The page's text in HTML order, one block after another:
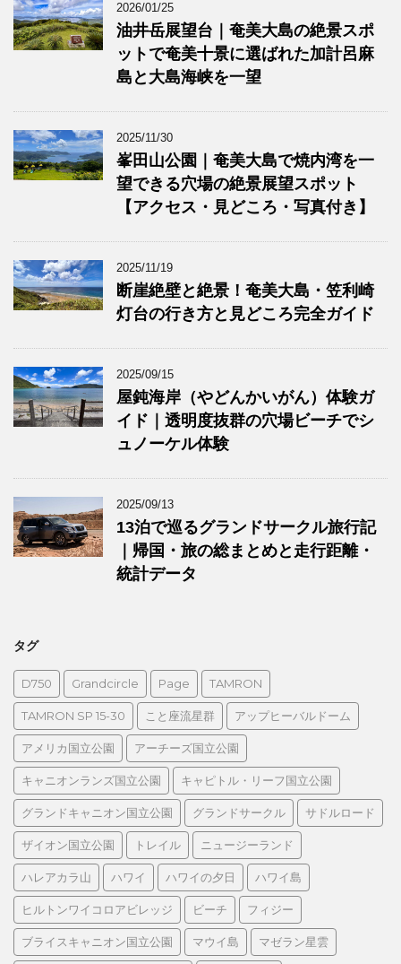
2026/01/25
油井岳展望台｜奄美大島の絶景スポ
ットで奄美十景に選ばれた加計呂麻
島と大島海峡を一望
2025/11/30
峯田山公園｜奄美大島で焼内湾を一
望できる穴場の絶景展望スポット
【アクセス・見どころ・写真付き】
2025/11/19
断崖絶壁と絶景！奄美大島・笠利崎
灯台の行き方と見どころ完全ガイド
2025/09/15
屋鈍海岸（やどんかいがん）体験ガ
イド｜透明度抜群の穴場ビーチでシ
ュノーケル体験
2025/09/13
13泊で巡るグランドサークル旅行記
｜帰国・旅の総まとめと走行距離・
統計データ
タグ
D750 Grandcircle Page TAMRON
TAMRON SP 15-30 こと座流星群 アップヒーバルドーム
アメリカ国立公園 アーチーズ国立公園
キャニオンランズ国立公園 キャピトル・リーフ国立公園
グランドキャニオン国立公園 グランドサークル サドルロード
ザイオン国立公園 トレイル ニュージーランド
ハレアカラ山 ハワイ ハワイの夕日 ハワイ島
ヒルトンワイコロアビレッジ ビーチ フィジー
ブライスキャニオン国立公園 マウイ島 マゼラン星雲